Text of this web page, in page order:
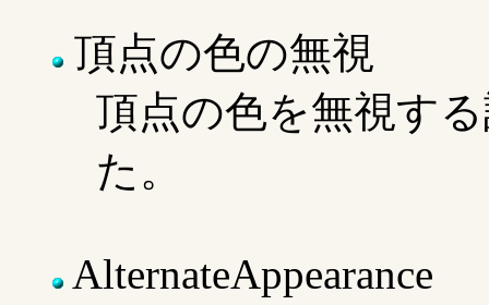
頂点の色の無視
頂点の色を無視す
た。
AlternateAppearance